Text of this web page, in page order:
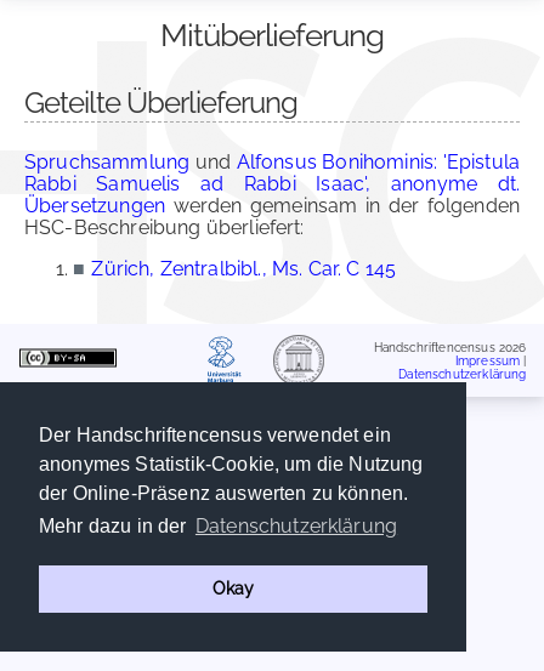
Der Handschriftencensus verwendet ein
anonymes Statistik-Cookie, um die Nutzung
der Online-Präsenz auswerten zu können.
Mehr dazu in der Datenschutzerklärung
Okay
Mitüberlieferung
Geteilte Überlieferung
Spruchsammlung und Alfonsus Bonihominis: 'Epistula
Rabbi Samuelis ad Rabbi Isaac', anonyme dt.
Übersetzungen werden gemeinsam in der folgenden
HSC-Beschreibung überliefert:
■ Zürich, Zentralbibl., Ms. Car. C 145
Handschriftencensus 2026
Impressum
Datenschutzerklärung